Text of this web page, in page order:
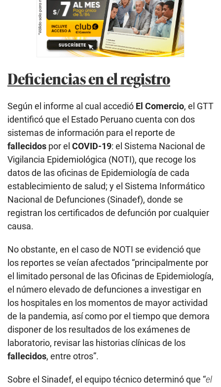
Deficiencias en el registro
Según el informe al cual accedió El Comercio, el GTT
identificó que el Estado Peruano cuenta con dos
sistemas de información para el reporte de
fallecidos por el COVID-19: el Sistema Nacional de
Vigilancia Epidemiológica (NOTI), que recoge los
datos de las oficinas de Epidemiología de cada
establecimiento de salud; y el Sistema Informático
Nacional de Defunciones (Sinadef), donde se
registran los certificados de defunción por cualquier
causa.
No obstante, en el caso de NOTI se evidenció que
los reportes se veían afectados “principalmente por
el limitado personal de las Oficinas de Epidemiología,
el número elevado de defunciones a investigar en
los hospitales en los momentos de mayor actividad
de la pandemia, así como por el tiempo que demora
disponer de los resultados de los exámenes de
laboratorio, revisar las historias clínicas de los
fallecidos, entre otros”.
Sobre el Sinadef, el equipo técnico determinó que “el